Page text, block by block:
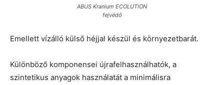
ABUS Kranium ECOLUTION
fejvédő
Emellett vízálló külső héjjal készül és környezetbarát.
Különböző komponensei újrafelhasználhatók, a
szintetikus anyagok használatát a minimálisra